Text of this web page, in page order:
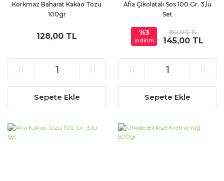
Korkmaz Baharat Kakao Tozu
100gr
128,00 TL
Sepete Ekle
Afia Çikolatalı Sos 100 Gr. 3,lü
Set
%3
indirim
150,00 TL
145,00 TL
Sepete Ekle